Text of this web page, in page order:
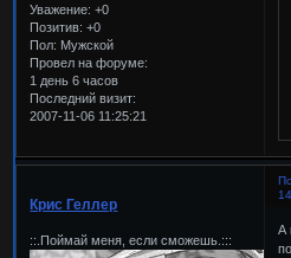
Уважение: +0
Позитив: +0
Пол: Мужской
Провел на форуме:
1 день 6 часов
Последний визит:
2007-11-06 11:25:21
Крис Геллер
::.Поймай меня, если сможешь.:::
А